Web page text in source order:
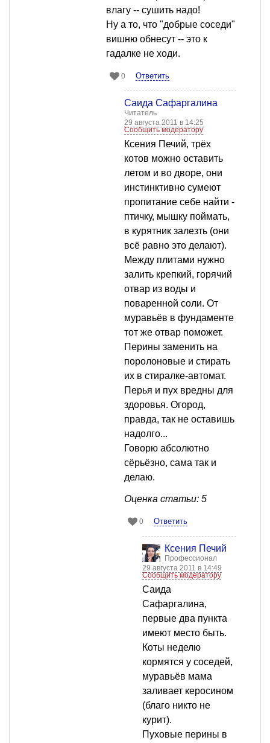
влагу -- сушить надо!
Ну а то, что "добрые соседи"
вишню обнесут -- это к
гадалке не ходи.
0 Ответить
Саида Сафаргалина
Читатель
29 августа 2011 в 14:25
Сообщить модератору
Ксения Печий, трёх
котов можно оставить
летом и во дворе, они
инстинктивно сумеют
пропитание себе найти -
птичку, мышку поймать,
в курятник залезть (они
всё равно это делают).
Между плитами нужно
залить крепкий, горячий
отвар из воды и
поваренной соли. От
муравьёв в фундаменте
тот же отвар поможет.
Перины заменить на
поролоновые и стирать
их в стиралке-автомат.
Перья и пух вредны для
здоровья. Огород,
правда, так не оставишь
надолго...
Говорю абсолютно
сёрьёзно, сама так и
делаю.
Оценка статьи: 5
0 Ответить
Ксения Печий
Профессионал
29 августа 2011 в 14:49
Сообщить модератору
Саида
Сафаргалина,
первые два пункта
имеют место быть.
Коты неделю
кормятся у соседей,
муравьёв мама
заливает керосином
(благо никто не
курит).
Пуховые перины в